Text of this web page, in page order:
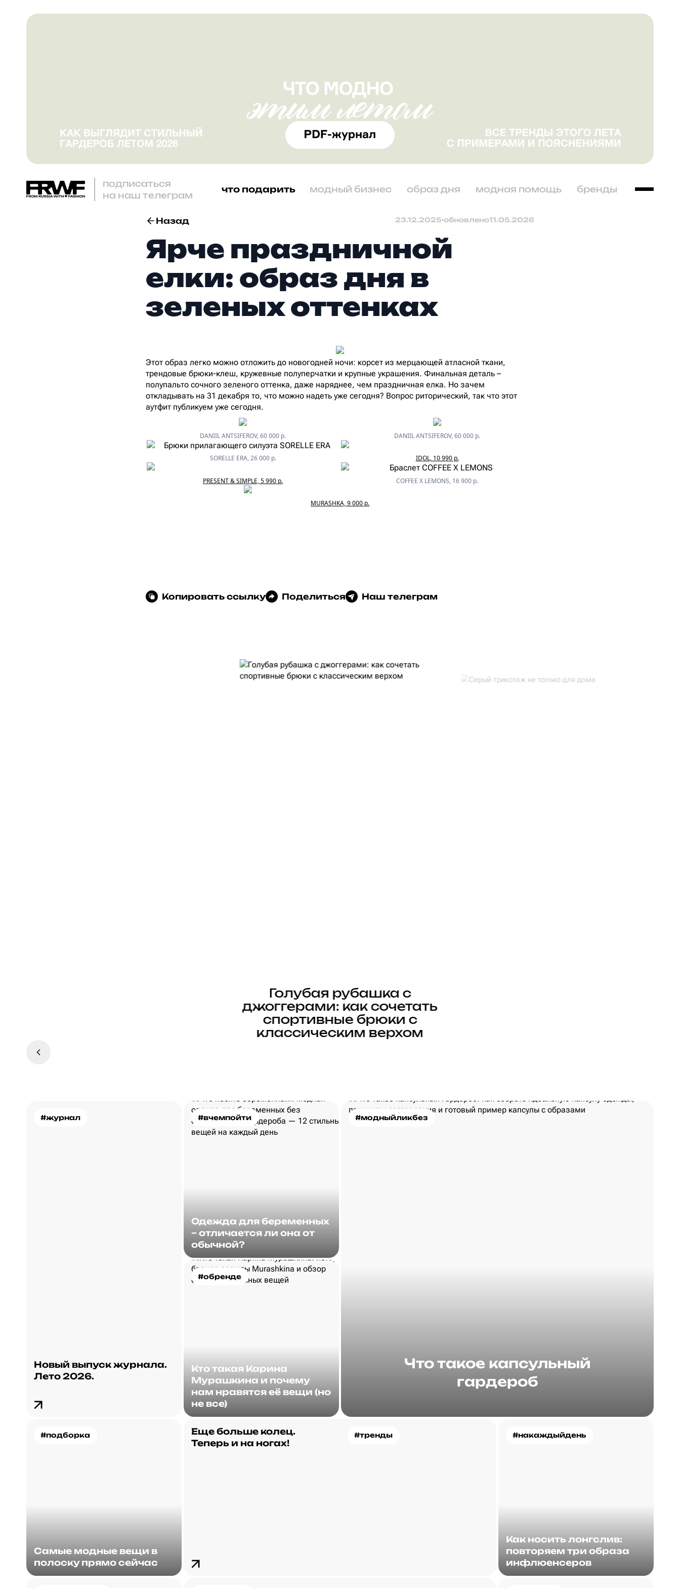
подписаться
на наш телеграм
что подарить модный бизнес образ дня модная помощь бренды
Назад 23.12.2025•обновлено11.05.2026
Ярче праздничной
елки: образ дня в
зеленых оттенках
Этот образ легко можно отложить до новогодней ночи: корсет из мерцающей атласной ткани,
трендовые брюки-клеш, кружевные полуперчатки и крупные украшения. Финальная деталь –
полупальто сочного зеленого оттенка, даже наряднее, чем праздничная елка. Но зачем
откладывать на 31 декабря то, что можно надеть уже сегодня? Вопрос риторический, так что этот
аутфит публикуем уже сегодня.
DANIIL ANTSIFEROV, 60 000 р. DANIIL ANTSIFEROV, 60 000 р.
SORELLE ERA, 26 000 р. IDOL, 10 990 р.
PRESENT & SIMPLE, 5 990 р. COFFEE X LEMONS, 16 900 р.
MURASHKA, 9 000 р.
Копировать ссылку Поделиться Наш телеграм
Голубая рубашка с
джоггерами: как сочетать
спортивные брюки с
классическим верхом
#журнал
Новый выпуск журнала.
Лето 2026.
#вчемпойти
Одежда для беременных
– отличается ли она от
обычной?
#модныйликбез
Что такое капсульный
гардероб
#обренде
Кто такая Карина
Мурашкина и почему
нам нравятся её вещи (но
не все)
#подборка
Самые модные вещи в
полоску прямо сейчас
#тренды
Еще больше колец.
Теперь и на ногах!
#накаждыйдень
Как носить лонгслив:
повторяем три образа
инфлюенсеров